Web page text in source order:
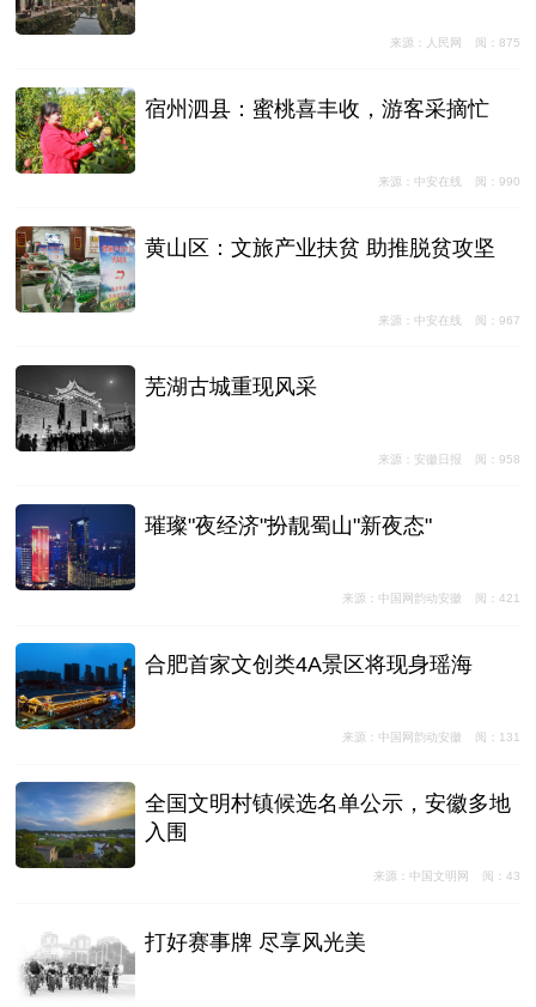
来源：人民网 阅：875
宿州泗县：蜜桃喜丰收，游客采摘忙
来源：中安在线 阅：990
黄山区：文旅产业扶贫 助推脱贫攻坚
来源：中安在线 阅：967
芜湖古城重现风采
来源：安徽日报 阅：958
璀璨"夜经济"扮靓蜀山"新夜态"
来源：中国网韵动安徽 阅：421
合肥首家文创类4A景区将现身瑶海
来源：中国网韵动安徽 阅：131
全国文明村镇候选名单公示，安徽多地
入围
来源：中国文明网 阅：43
打好赛事牌 尽享风光美